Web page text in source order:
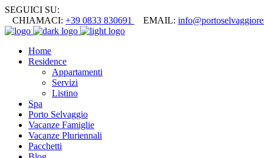
SEGUICI SU:
CHIAMACI: +39 0833 830691 EMAIL:
Home
Residence
Appartamenti
Servizi
Listino
Spa
Porto Selvaggio
Vacanze Famiglie
Vacanze Pluriennali
Pacchetti